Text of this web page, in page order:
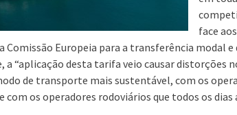
face
Comissão Europeia para a transferência modal
a “aplicação desta tarifa veio causar distorções
de transporte mais sustentável, com os
os operadores rodoviários que todos os dias